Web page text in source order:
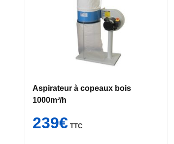
Aspirateur à copeaux bois
1000m³/h
239€ TTC